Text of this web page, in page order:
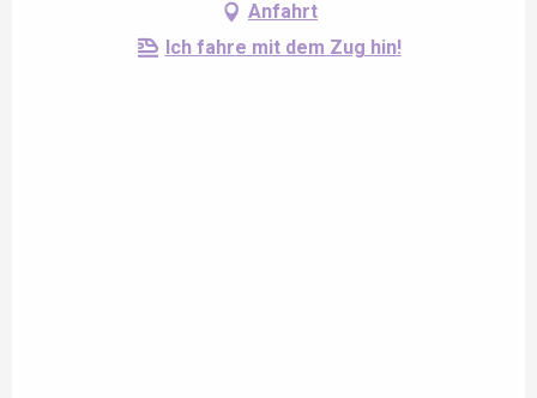
Anfahrt
Ich fahre mit dem Zug hin!